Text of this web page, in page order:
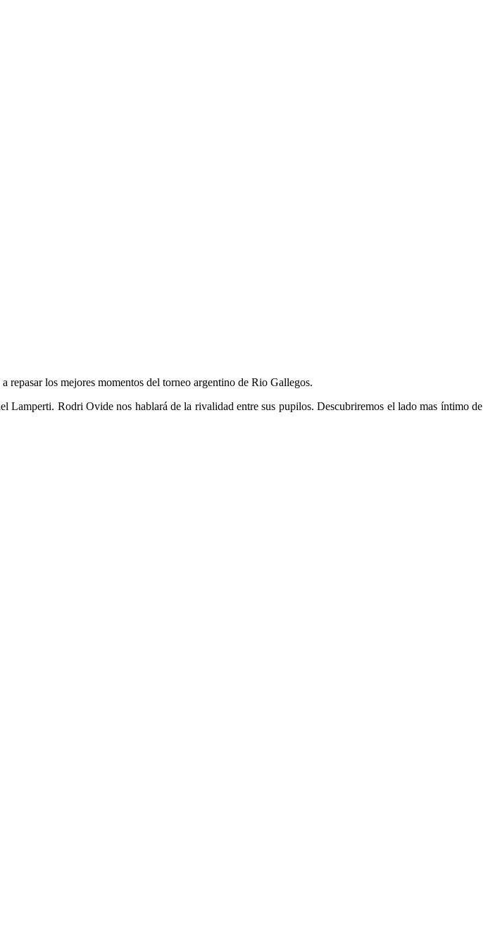
repasar los mejores momentos del torneo argentino de Rio Gallegos.
Lamperti. Rodri Ovide nos hablará de la rivalidad entre sus pupilos. Descubriremos el lado mas íntimo de